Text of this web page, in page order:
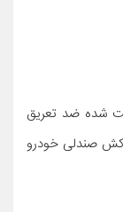
از 8 لمسه دوخت شده ضد تعریق
صندلی خودرو